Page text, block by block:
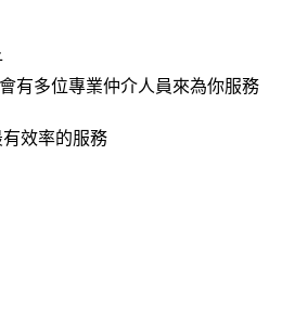
有多位專業仲介人員來為你服務
效率的服務